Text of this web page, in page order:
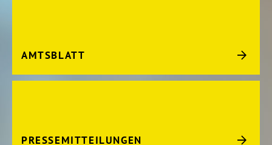
AMTSBLATT
PRESSEMITTEILUNGEN